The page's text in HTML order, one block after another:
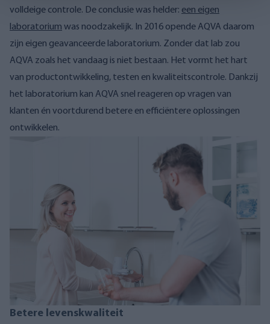
volldeige controle. De conclusie was helder: een eigen
laboratorium was noodzakelijk. In 2016 opende AQVA daarom
zijn eigen geavanceerde laboratorium. Zonder dat lab zou
AQVA zoals het vandaag is niet bestaan. Het vormt het hart
van productontwikkeling, testen en kwaliteitscontrole. Dankzij
het laboratorium kan AQVA snel reageren op vragen van
klanten én voortdurend betere en efficiëntere oplossingen
ontwikkelen.
Betere levenskwaliteit